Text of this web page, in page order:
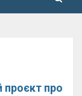
проєкт про